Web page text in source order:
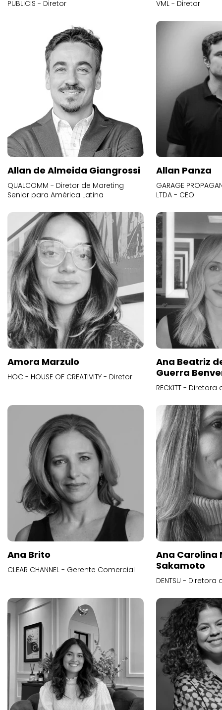
PUBLICIS - Diretor VML - Diretor
Allan de Almeida Giangrossi
QUALCOMM - Diretor de Mareting
Senior para América Latina
Allan Panza
GARAGE
LTDA - CEO
Amora Marzulo
HOC - HOUSE OF CREATIVITY - Diretor
Ana Beatriz
Guerra
RECKITT -
Ana Brito
CLEAR CHANNEL - Gerente Comercial
Ana Carolina
Sakamoto
DENTSU -